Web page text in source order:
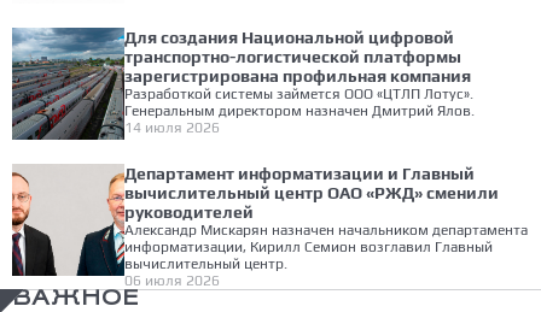
Для создания Национальной цифровой
транспортно-логистической платформы
зарегистрирована профильная компания
Разработкой системы займется ООО «ЦТЛП Лотус».
Генеральным директором назначен Дмитрий Ялов.
14 июля 2026
Департамент информатизации и Главный
вычислительный центр ОАО «РЖД» сменили
руководителей
Александр Мискарян назначен начальником департамента
информатизации, Кирилл Семион возглавил Главный
вычислительный центр.
06 июля 2026
ВАЖНОЕ